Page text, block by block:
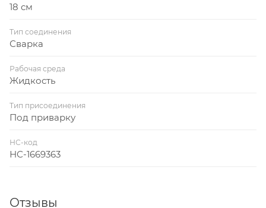
18 см
Тип соединения
Сварка
Рабочая среда
Жидкость
Тип присоединения
Под приварку
НС-код
НС-1669363
Отзывы